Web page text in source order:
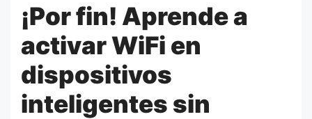
¡Por fin! Aprende a
activar WiFi en
dispositivos
inteligentes sin